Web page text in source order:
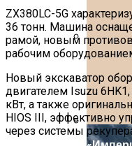
Обзор
Кагоцел
Города
ZX380LC-5G
36 тонн. Машина
рамой, новым
рабочим
Новый экскаватор
двигателем Isuzu
кВт, а также
HIOS III, эффективно
через системы